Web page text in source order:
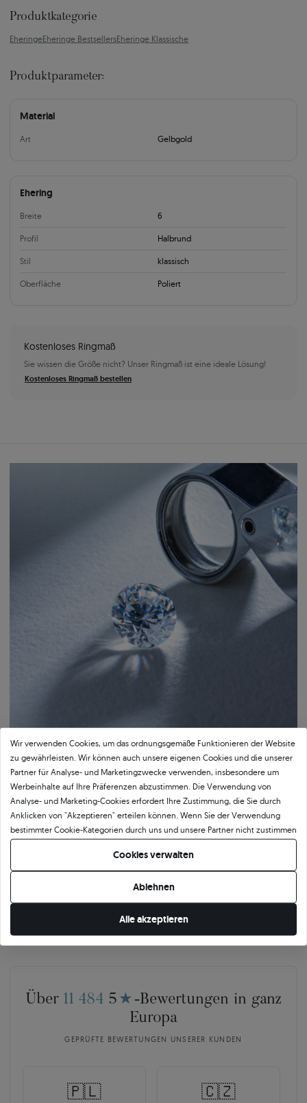
Produktkategorie
EheringeEheringe BestsellersEheringe Klassische
Produktparameter:
Material
Art Gelbgold
Ehering
Breite 6
Profil Halbrund
Stil klassisch
Oberfläche Poliert
Kostenloses Ringmaß
Sie wissen die Größe nicht? Unser Ringmaß ist eine ideale Lösung!
Kostenloses Ringmaß bestellen
Bestätigte Qualität von SAVICKI
Unser Qualitätszertifikat garantiert Authentizität und höchsten
Ausführungsstandard. Das Dokument beschreibt detailliert die wichtigsten
Parameter des Schmucks, einschließlich der Legierung und des Gewichts des
Verantwortung, mit der wir jedes Schmuckstück herstellen.
Über 11 484 5 ★ -Bewertungen in ganz
Europa
GEPRÜFTE BEWERTUNGEN UNSERER KUNDEN
🇵🇱 🇨🇿
Wir verwenden Cookies, um das ordnungsgemäße Funktionieren der Website
zu gewährleisten. Wir können auch unsere eigenen Cookies und die unserer
Partner für Analyse- und Marketingzwecke verwenden, insbesondere um
Werbeinhalte auf Ihre Präferenzen abzustimmen. Die Verwendung von
Analyse- und Marketing-Cookies erfordert Ihre Zustimmung, die Sie durch
Anklicken von "Akzeptieren" erteilen können. Wenn Sie der Verwendung
bestimmter Cookie-Kategorien durch uns und unsere Partner nicht zustimmen
möchten, klicken Sie auf "Lassen Sie mich wählen" und bestimmen Sie Ihre
Präferenzen. Sie können Ihre Zustimmung jederzeit widerrufen, indem Sie
Ihre Cookie-Einstellungen ändern.
Cookies verwalten
Ablehnen
Alle akzeptieren